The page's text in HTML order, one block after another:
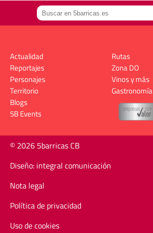
Actualidad
Reportajes
Personajes
Territorio
Rutas
Zona DO
Vinos y más
Gastronomía
Blogs
5B Events
© 2026 5barricas CB
Diseño: integral comunicación
Nota legal
Política de privacidad
Uso de cookies